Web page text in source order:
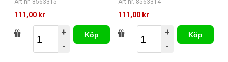
Art nr. 8563315
111,00 kr
+
-
Köp
Art nr. 8563314
111,00 kr
+
-
Köp